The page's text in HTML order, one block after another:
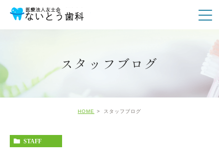
スタッフブログ
HOME スタッフブログ
STAFF